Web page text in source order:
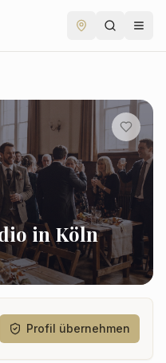
in Köln
Profil übernehmen